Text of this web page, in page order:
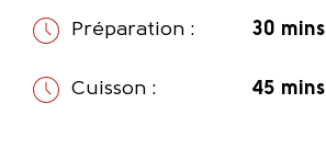
Préparation : 30 mins
Cuisson : 45 mins